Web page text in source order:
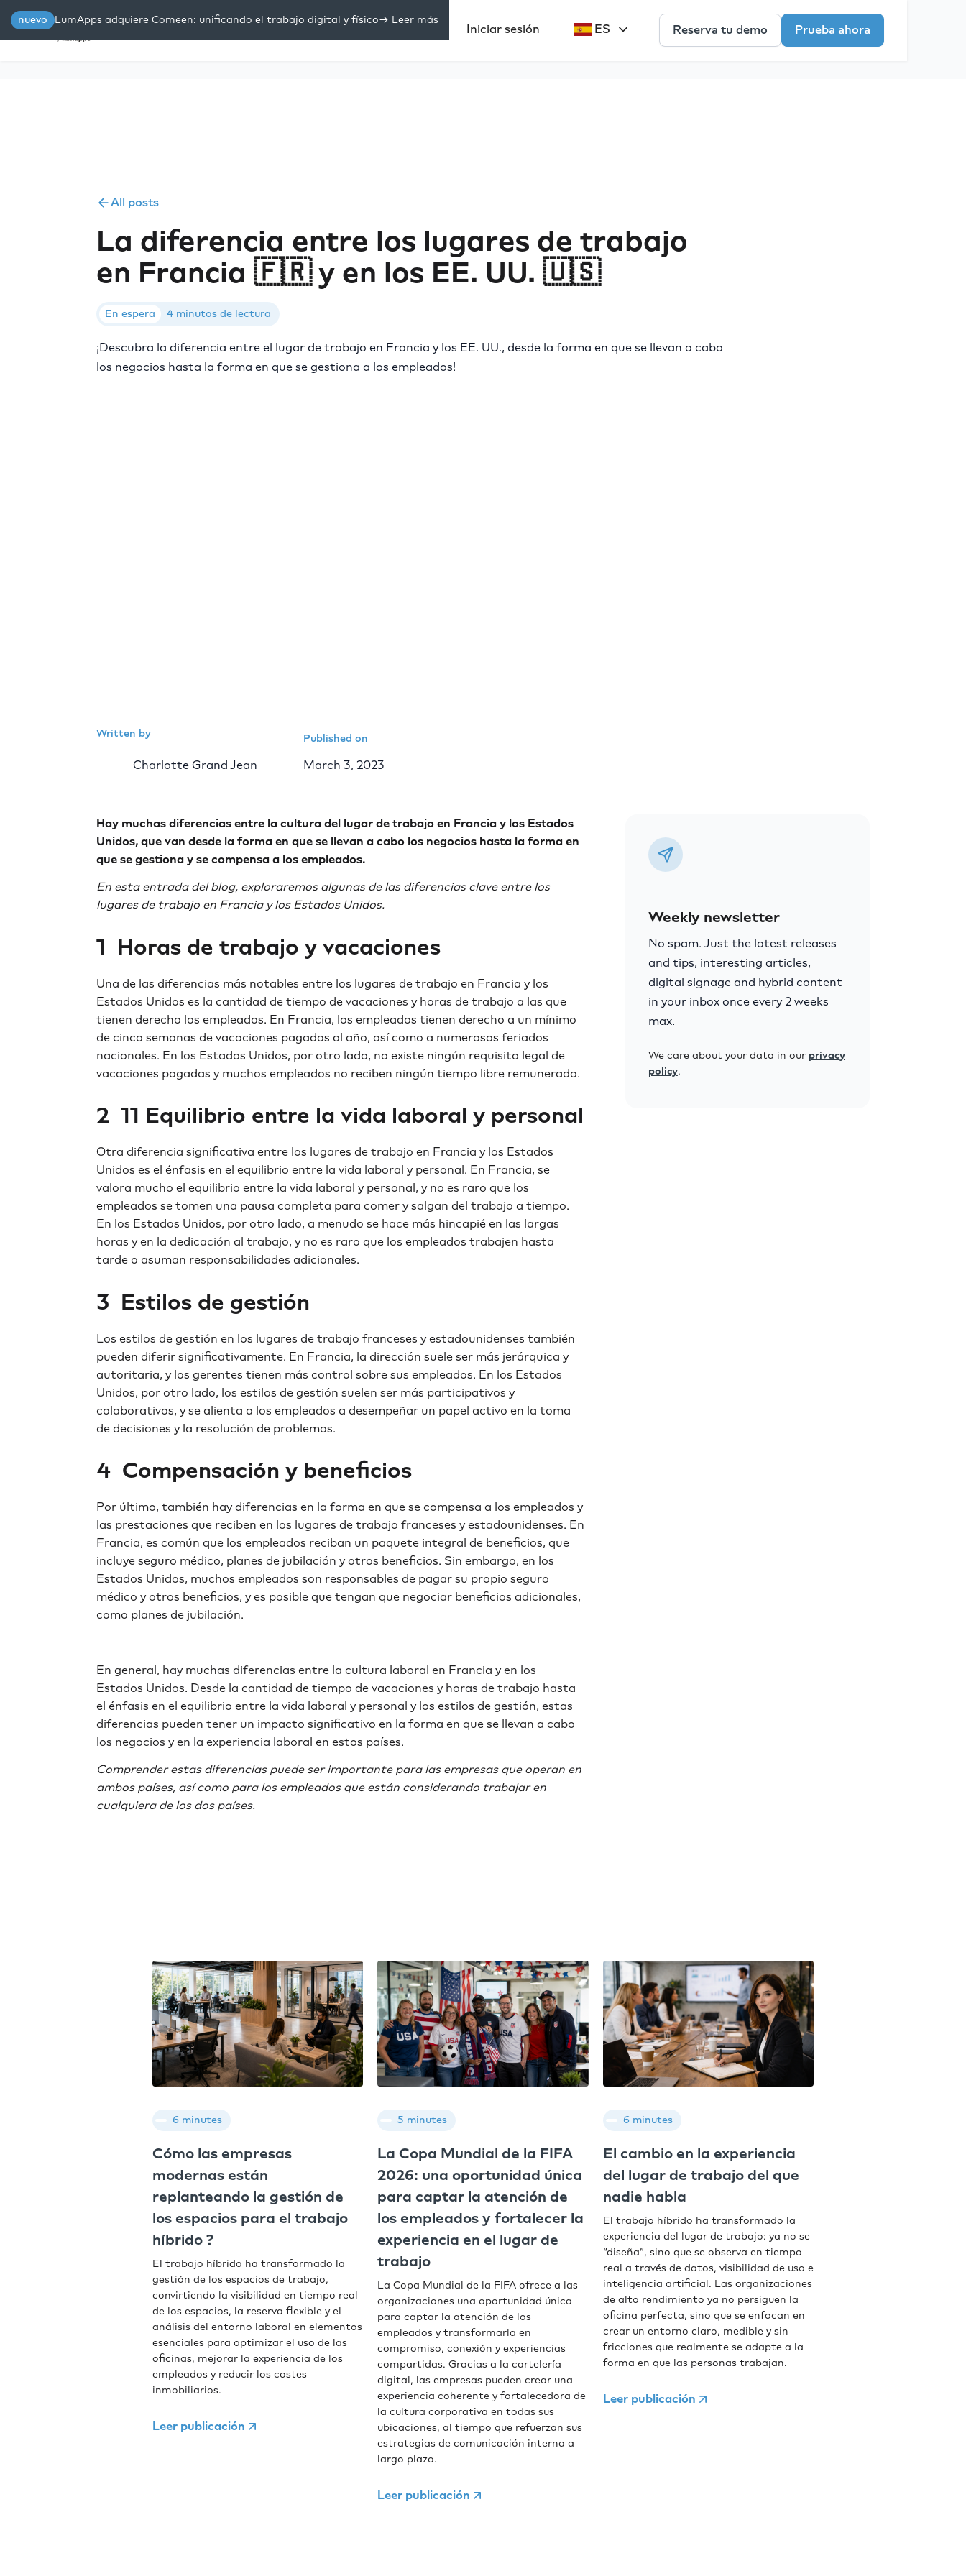
Iniciar sesión ES Reserva tu demo Prueba ahora
nuevo LumApps adquiere Comeen: unificando el trabajo digital y físico-> Leer más
All posts
La diferencia entre los lugares de trabajo
en Francia 🇫🇷 y en los EE. UU. 🇺🇸
En espera 4 minutos de lectura
¡Descubra la diferencia entre el lugar de trabajo en Francia y los EE. UU., desde la forma en que se llevan a cabo
los negocios hasta la forma en que se gestiona a los empleados!
Written by
Charlotte Grand Jean
Published on
March 3, 2023
Hay muchas diferencias entre la cultura del lugar de trabajo en Francia y los Estados
Unidos, que van desde la forma en que se llevan a cabo los negocios hasta la forma en
que se gestiona y se compensa a los empleados.
En esta entrada del blog, exploraremos algunas de las diferencias clave entre los
lugares de trabajo en Francia y los Estados Unidos.
1 ️ Horas de trabajo y vacaciones
Una de las diferencias más notables entre los lugares de trabajo en Francia y los
Estados Unidos es la cantidad de tiempo de vacaciones y horas de trabajo a las que
tienen derecho los empleados. En Francia, los empleados tienen derecho a un mínimo
de cinco semanas de vacaciones pagadas al año, así como a numerosos feriados
nacionales. En los Estados Unidos, por otro lado, no existe ningún requisito legal de
vacaciones pagadas y muchos empleados no reciben ningún tiempo libre remunerado.
2 ️ 11 Equilibrio entre la vida laboral y personal
Otra diferencia significativa entre los lugares de trabajo en Francia y los Estados
Unidos es el énfasis en el equilibrio entre la vida laboral y personal. En Francia, se
valora mucho el equilibrio entre la vida laboral y personal, y no es raro que los
empleados se tomen una pausa completa para comer y salgan del trabajo a tiempo.
En los Estados Unidos, por otro lado, a menudo se hace más hincapié en las largas
horas y en la dedicación al trabajo, y no es raro que los empleados trabajen hasta
tarde o asuman responsabilidades adicionales.
3 ️ Estilos de gestión
Los estilos de gestión en los lugares de trabajo franceses y estadounidenses también
pueden diferir significativamente. En Francia, la dirección suele ser más jerárquica y
autoritaria, y los gerentes tienen más control sobre sus empleados. En los Estados
Unidos, por otro lado, los estilos de gestión suelen ser más participativos y
colaborativos, y se alienta a los empleados a desempeñar un papel activo en la toma
de decisiones y la resolución de problemas.
4 ️ Compensación y beneficios
Por último, también hay diferencias en la forma en que se compensa a los empleados y
las prestaciones que reciben en los lugares de trabajo franceses y estadounidenses. En
Francia, es común que los empleados reciban un paquete integral de beneficios, que
incluye seguro médico, planes de jubilación y otros beneficios. Sin embargo, en los
Estados Unidos, muchos empleados son responsables de pagar su propio seguro
médico y otros beneficios, y es posible que tengan que negociar beneficios adicionales,
como planes de jubilación.
En general, hay muchas diferencias entre la cultura laboral en Francia y en los
Estados Unidos. Desde la cantidad de tiempo de vacaciones y horas de trabajo hasta
el énfasis en el equilibrio entre la vida laboral y personal y los estilos de gestión, estas
diferencias pueden tener un impacto significativo en la forma en que se llevan a cabo
los negocios y en la experiencia laboral en estos países.
Comprender estas diferencias puede ser importante para las empresas que operan en
ambos países, así como para los empleados que están considerando trabajar en
cualquiera de los dos países.
Weekly newsletter
No spam. Just the latest releases
and tips, interesting articles,
digital signage and hybrid content
in your inbox once every 2 weeks
max.
We care about your data in our privacy
policy.
6 minutes
Cómo las empresas
modernas están
replanteando la gestión de
los espacios para el trabajo
híbrido ?
El trabajo híbrido ha transformado la
gestión de los espacios de trabajo,
convirtiendo la visibilidad en tiempo real
de los espacios, la reserva flexible y el
análisis del entorno laboral en elementos
esenciales para optimizar el uso de las
oficinas, mejorar la experiencia de los
empleados y reducir los costes
inmobiliarios.
Leer publicación
5 minutes
La Copa Mundial de la FIFA
2026: una oportunidad única
para captar la atención de
los empleados y fortalecer la
experiencia en el lugar de
trabajo
La Copa Mundial de la FIFA ofrece a las
organizaciones una oportunidad única
para captar la atención de los
empleados y transformarla en
compromiso, conexión y experiencias
compartidas. Gracias a la cartelería
digital, las empresas pueden crear una
experiencia coherente y fortalecedora de
la cultura corporativa en todas sus
ubicaciones, al tiempo que refuerzan sus
estrategias de comunicación interna a
largo plazo.
Leer publicación
6 minutes
El cambio en la experiencia
del lugar de trabajo del que
nadie habla
El trabajo híbrido ha transformado la
experiencia del lugar de trabajo: ya no se
“diseña”, sino que se observa en tiempo
real a través de datos, visibilidad de uso e
inteligencia artificial. Las organizaciones
de alto rendimiento ya no persiguen la
oficina perfecta, sino que se enfocan en
crear un entorno claro, medible y sin
fricciones que realmente se adapte a la
forma en que las personas trabajan.
Leer publicación